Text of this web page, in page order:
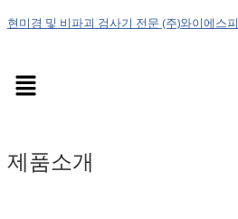
현미경 및 비파괴 검사기 전문 (주)와이에스피
Menu
제품소개